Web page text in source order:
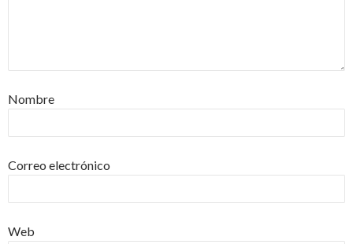
Nombre
Correo electrónico
Web